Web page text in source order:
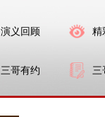
演义回顾 精
三哥有约 三